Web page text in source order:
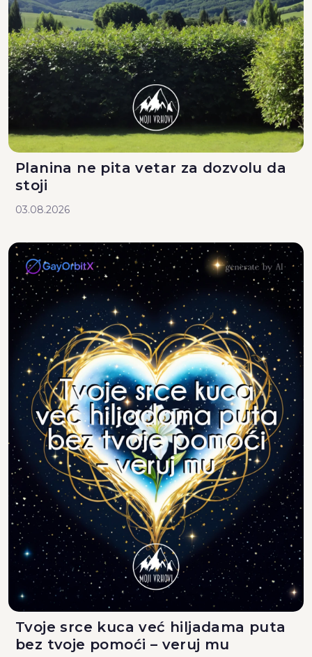
Planina ne pita vetar za dozvolu da
stoji
03.08.2026
Tvoje srce kuca već hiljadama puta
bez tvoje pomoći – veruj mu